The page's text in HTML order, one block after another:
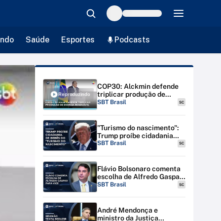
Saúde Esportes Podcasts
Reproduzindo
COP30: Alckmin defende
triplicar produção de
energia renovável nos
SBT Brasil SC
"Turismo do nascimento":
Trump proíbe cidadania
para bebês de estrangeiras
SBT Brasil SC
Flávio Bolsonaro comenta
escolha de Alfredo Gaspar
para vice-presidente
SBT Brasil SC
André Mendonça e
ministro da Justiça